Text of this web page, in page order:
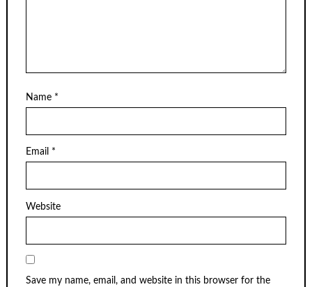
Name *
Email *
Website
Save my name, email, and website in this browser for the